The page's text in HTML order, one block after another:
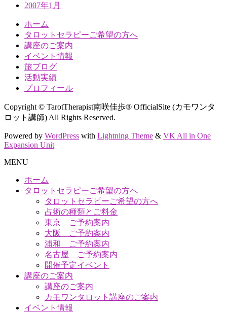
2007年1月
ホーム
タロットセラピーご希望の方へ
講座のご案内
イベント情報
旅ブログ
活動実績
プロフィール
Copyright © TarotTherapist南咲佳歩® OfficialSite (カモワンタ
ロット講師) All Rights Reserved.
Powered by WordPress with Lightning Theme & VK All in One
Expansion Unit
MENU
ホーム
タロットセラピーご希望の方へ
タロットセラピーご希望の方へ
占術の種類とご料金
東京 ご予約案内
大阪 ご予約案内
浦和 ご予約案内
名古屋 ご予約案内
開催予定イベント
講座のご案内
講座のご案内
カモワンタロット講座のご案内
イベント情報